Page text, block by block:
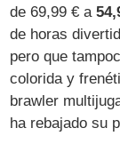
de 69,99 € a
de horas
pero que
colorida y
brawler
ha rebajado su